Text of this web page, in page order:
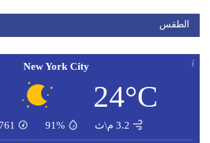
الطقس
New York City
24°C
3.2 م\ث 91%
761